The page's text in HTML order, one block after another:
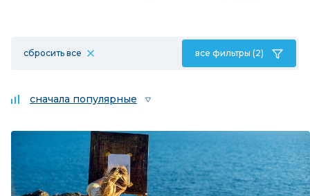
сбросить все все фильтры (2)
сначала популярные